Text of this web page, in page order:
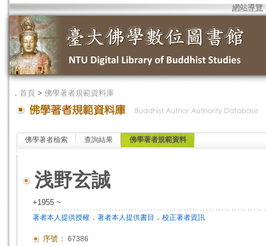
網站導覽
． 首頁 > 佛學著者規範資料庫
佛學著者檢索 查詢結果 佛學著者規範資料
浅野玄誠
+1955 ~
著者本人提供授權 ． 著者本人提供書目 ． 校正著者資訊
序號： 67386